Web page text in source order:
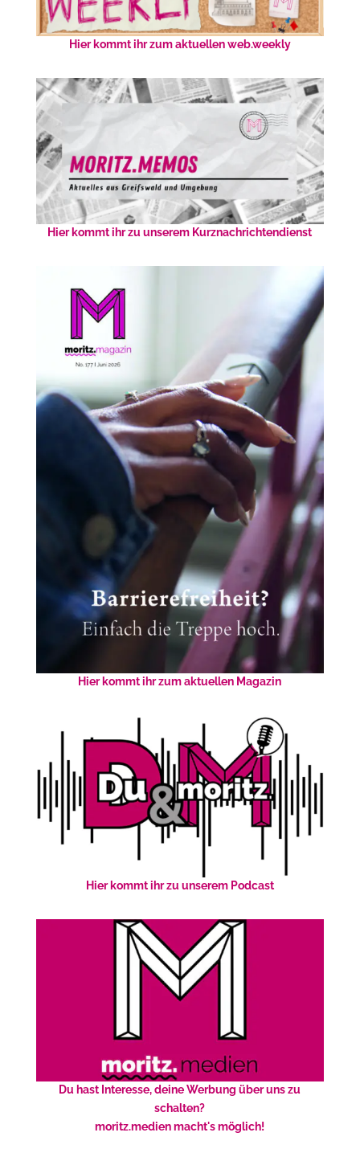
Hier kommt ihr zum aktuellen web.weekly
Hier kommt ihr zu unserem Kurznachrichtendienst
Hier kommt ihr zum aktuellen Magazin
Hier kommt ihr zu unserem Podcast
Du hast Interesse, deine Werbung über uns zu
schalten?
moritz.medien macht's möglich!